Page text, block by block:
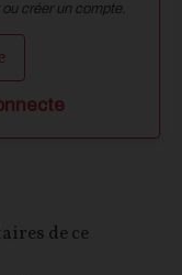
créer un compte.
de ce